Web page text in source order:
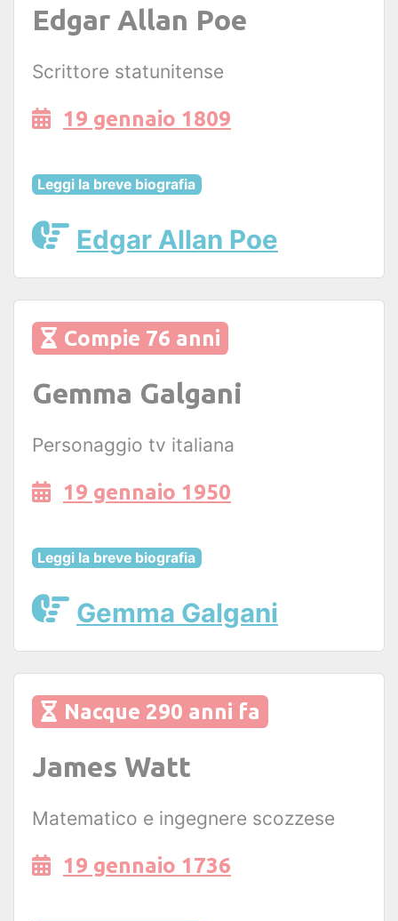
Edgar Allan Poe
Scrittore statunitense
19 gennaio 1809
Leggi la breve biografia
Edgar Allan Poe
Compie 76 anni
Gemma Galgani
Personaggio tv italiana
19 gennaio 1950
Leggi la breve biografia
Gemma Galgani
Nacque 290 anni fa
James Watt
Matematico e ingegnere scozzese
19 gennaio 1736